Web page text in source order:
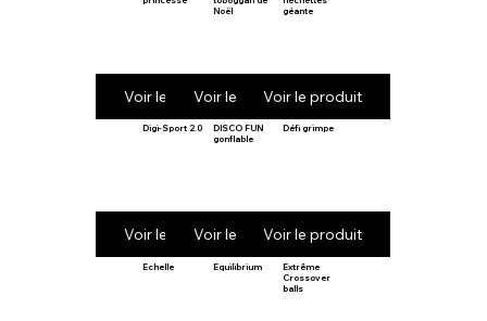
Voir le produit
Noël
Voir le produit
géante
Voir le produit
Digi-Sport 2.0
Voir le produit
DISCO FUN
gonflable
Voir le produit
Défi grimpe
Voir le produit
Echelle Equilibrium
Extrême
Crossover
balls